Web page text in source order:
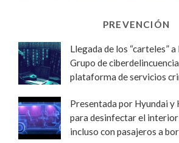
PREVENCIÓN
Llegada de los “carteles”
Grupo de
plataforma de servicios
Presentada por Hyundai y
para desinfectar el
incluso con pasajeros a